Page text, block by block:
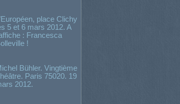
place Clichy
5 et 6 mars 2012. A
: Francesca
!
Bühler. Vingtième
Paris 75020. 19
2012.